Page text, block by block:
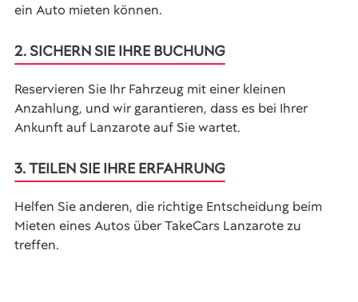
ein Auto mieten können.
2. SICHERN SIE IHRE BUCHUNG
Reservieren Sie Ihr Fahrzeug mit einer kleinen
Anzahlung, und wir garantieren, dass es bei Ihrer
Ankunft auf Lanzarote auf Sie wartet.
3. TEILEN SIE IHRE ERFAHRUNG
Helfen Sie anderen, die richtige Entscheidung beim
Mieten eines Autos über TakeCars Lanzarote zu
treffen.